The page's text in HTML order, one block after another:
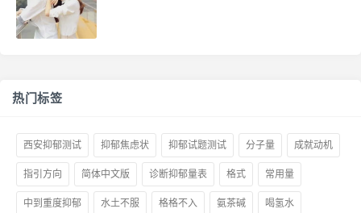
热门标签
西安抑郁测试 抑郁焦虑状 抑郁试题测试 分子量 成就动机
指引方向 简体中文版 诊断抑郁量表 格式 常用量
中到重度抑郁 水土不服 格格不入 氨茶碱 喝氢水